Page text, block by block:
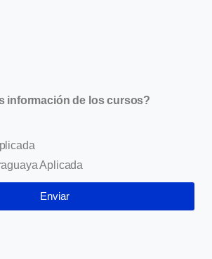
información de los cursos?
Aplicada
Enviar